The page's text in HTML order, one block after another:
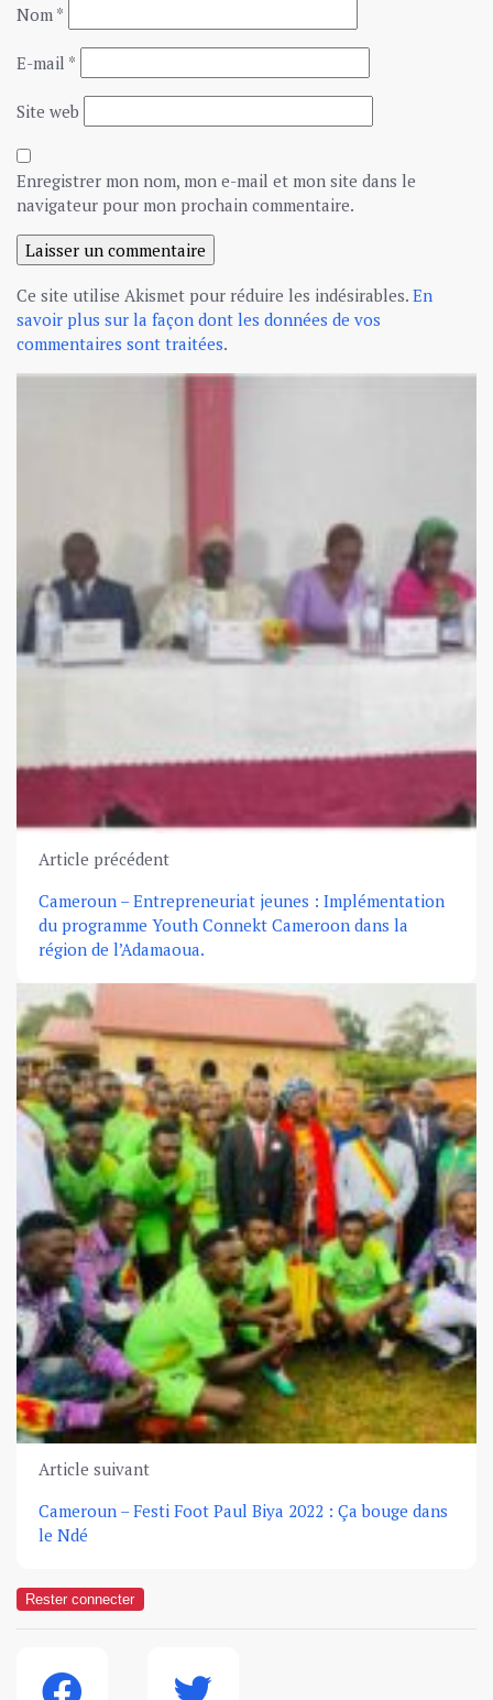
Nom *
E-mail *
Site web
Enregistrer mon nom, mon e-mail et mon site dans le
navigateur pour mon prochain commentaire.
Ce site utilise Akismet pour réduire les indésirables. En
savoir plus sur la façon dont les données de vos
commentaires sont traitées.
Article précédent
Cameroun – Entrepreneuriat jeunes : Implémentation
du programme Youth Connekt Cameroon dans la
région de l’Adamaoua.
Article suivant
Cameroun – Festi Foot Paul Biya 2022 : Ça bouge dans
le Ndé
Rester connecter